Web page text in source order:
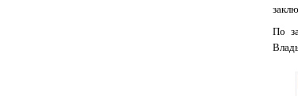
По